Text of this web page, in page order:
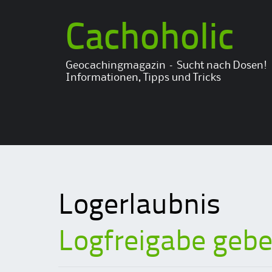
Cachoholic
Geocachingmagazin – Sucht nach Dosen!
Informationen, Tipps und Tricks
Logerlaubnis
Logfreigabe